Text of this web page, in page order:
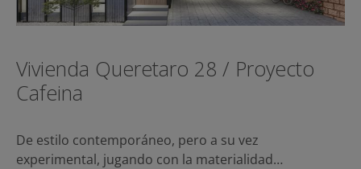
Vivienda Queretaro 28 / Proyecto
Cafeina
De estilo contemporáneo, pero a su vez
experimental, jugando con la materialidad…